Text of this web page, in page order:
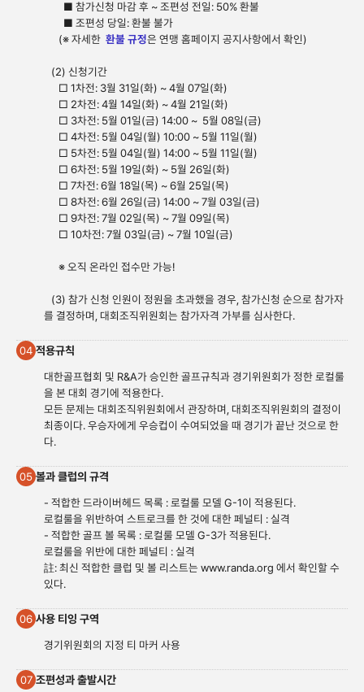
■ 참가신청 마감 후 ~ 조편성 전일: 50% 환불
■ 조편성 당일: 환불 불가
(※ 자세한 환불 규정은 연맹 홈페이지 공지사항에서 확인)
(2) 신청기간
□ 1차전: 3월 31일(화) ~ 4월 07일(화)
□ 2차전: 4월 14일(화) ~ 4월 21일(화)
□ 3차전: 5월 01일(금) 14:00 ~ 5월 08일(금)
□ 4차전: 5월 04일(월) 10:00 ~ 5월 11일(월)
□ 5차전: 5월 04일(월) 14:00 ~ 5월 11일(월)
□ 6차전: 5월 19일(화) ~ 5월 26일(화)
□ 7차전: 6월 18일(목) ~ 6월 25일(목)
□ 8차전: 6월 26일(금) 14:00 ~ 7월 03일(금)
□ 9차전: 7월 02일(목) ~ 7월 09일(목)
□ 10차전: 7월 03일(금) ~ 7월 10일(금)
※ 오직 온라인 접수만 가능!
(3) 참가 신청 인원이 정원을 초과했을 경우, 참가신청 순으로 참가자
를 결정하며, 대회조직위원회는 참가자격 가부를 심사한다.
04 적용규칙
대한골프협회 및 R&A가 승인한 골프규칙과 경기위원회가 정한 로컬룰
을 본 대회 경기에 적용한다.
모든 문제는 대회조직위원회에서 관장하며, 대회조직위원회의 결정이
최종이다. 우승자에게 우승컵이 수여되었을 때 경기가 끝난 것으로 한
다.
05 볼과 클럽의 규격
- 적합한 드라이버헤드 목록 : 로컬룰 모델 G-1이 적용된다.
로컬룰을 위반하여 스트로크를 한 것에 대한 페널티 : 실격
- 적합한 골프 볼 목록 : 로컬룰 모델 G-3가 적용된다.
로컬룰을 위반에 대한 페널티 : 실격
註: 최신 적합한 클럽 및 볼 리스트는 www.randa.org 에서 확인할 수
있다.
06 사용 티잉 구역
경기위원회의 지정 티 마커 사용
07 조편성과 출발시간